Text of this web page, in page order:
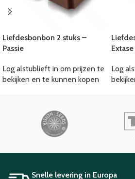
Liefdesbonbon 2 stuks –
Passie
Log alstublieft in om prijzen te
bekijken en te kunnen kopen
Extase
Log
Snelle levering in Europa